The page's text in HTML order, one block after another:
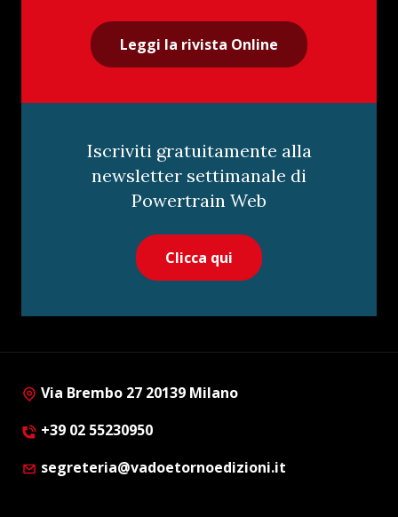
Leggi la rivista Online
Iscriviti gratuitamente alla
newsletter settimanale di
Powertrain Web
Clicca qui
Via Brembo 27 20139 Milano
+39 02 55230950
segreteria@vadoetornoedizioni.it